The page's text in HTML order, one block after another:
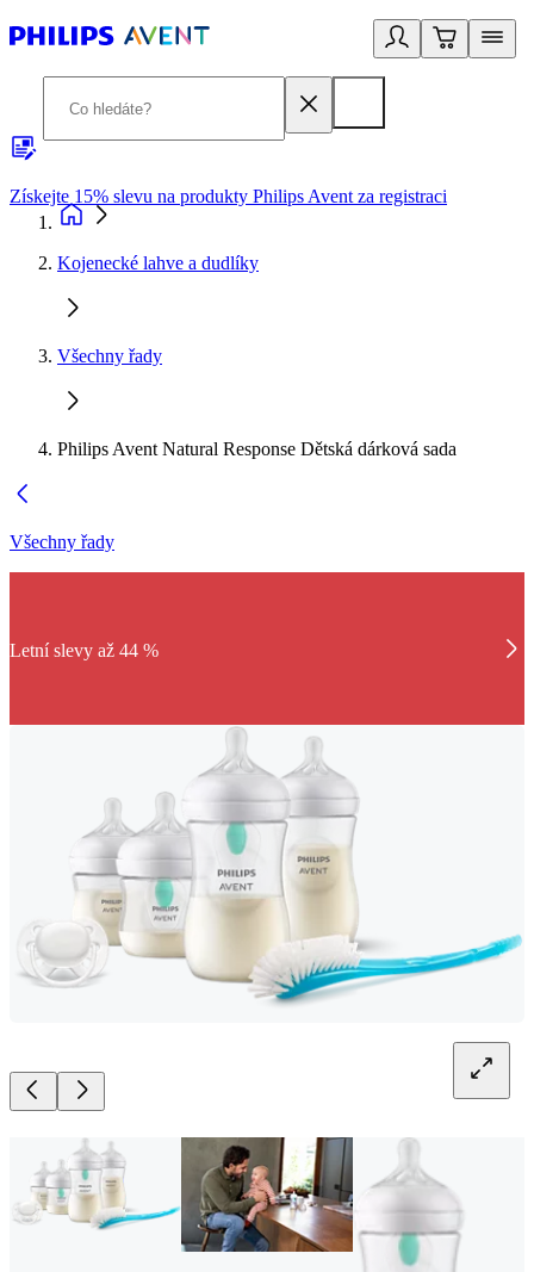
Získejte 15% slevu na produkty Philips Avent za registraci
Kojenecké lahve a dudlíky
Všechny řady
Philips Avent Natural Response Dětská dárková sada
Všechny řady
Letní slevy až 44 %